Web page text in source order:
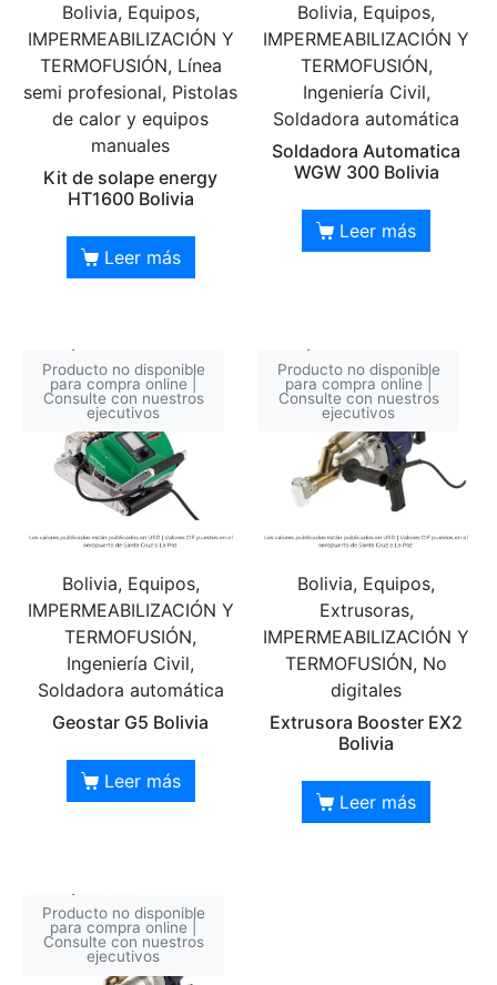
Bolivia, Equipos,
IMPERMEABILIZACIÓN Y
TERMOFUSIÓN, Línea
semi profesional, Pistolas
de calor y equipos
manuales
Kit de solape energy
HT1600 Bolivia
Leer más
Bolivia, Equipos,
IMPERMEABILIZACIÓN Y
TERMOFUSIÓN,
Ingeniería Civil,
Soldadora automática
Soldadora Automatica
WGW 300 Bolivia
Leer más
Producto no disponible
para compra online |
Consulte con nuestros
ejecutivos
Bolivia, Equipos,
IMPERMEABILIZACIÓN Y
TERMOFUSIÓN,
Ingeniería Civil,
Soldadora automática
Geostar G5 Bolivia
Leer más
Producto no disponible
para compra online |
Consulte con nuestros
ejecutivos
Bolivia, Equipos,
Extrusoras,
IMPERMEABILIZACIÓN Y
TERMOFUSIÓN, No
digitales
Extrusora Booster EX2
Bolivia
Leer más
Producto no disponible
para compra online |
Consulte con nuestros
ejecutivos